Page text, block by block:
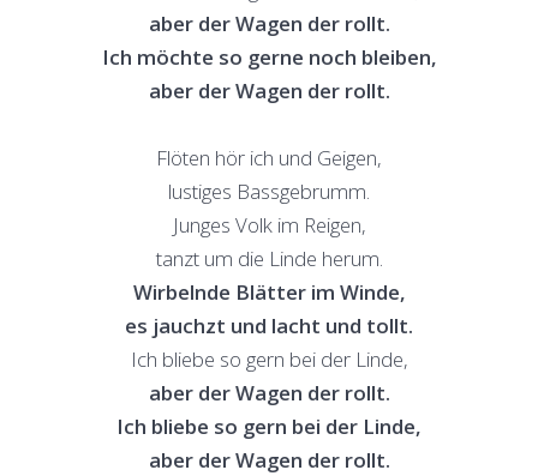
aber der Wagen der rollt.
Ich möchte so gerne noch bleiben,
aber der Wagen der rollt.
Flöten hör ich und Geigen,
lustiges Bassgebrumm.
Junges Volk im Reigen,
tanzt um die Linde herum.
Wirbelnde Blätter im Winde,
es jauchzt und lacht und tollt.
Ich bliebe so gern bei der Linde,
aber der Wagen der rollt.
Ich bliebe so gern bei der Linde,
aber der Wagen der rollt.